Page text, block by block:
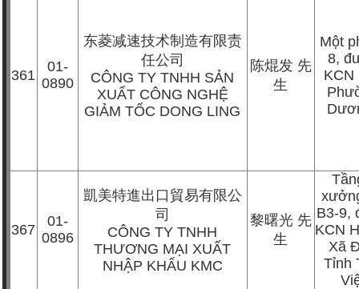
361
01-
0890
东菱减速技术制造有限责
任公司
CÔNG TY TNHH SẢN
XUẤT CÔNG NGHỆ
GIẢM TỐC DONG LING
陈焜发 先
生
Một
8,
KCN
367
01-
0896
凱美特進出口貿易有限公
司
CÔNG TY TNHH
THƯƠNG MẠI XUẤT
NHẬP KHẨU KMC
黎曙光 先
生
B3-9,
KCN
Xã
Tỉnh